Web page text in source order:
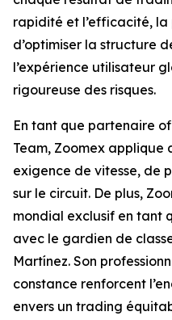
rapidité et l’efficacité,
d’optimiser la structure
l’expérience utilisateur
rigoureuse des risques.
En tant que partenaire
Team, Zoomex applique
exigence de vitesse, de
sur le circuit. De plus,
mondial exclusif en tant
avec le gardien de
Martínez. Son
constance renforcent
envers un trading